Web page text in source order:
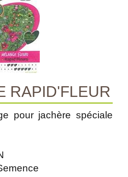
RAPID'FLEUR
pour jachère spéciale